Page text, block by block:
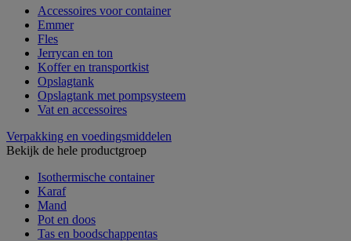
Accessoires voor container
Emmer
Fles
Jerrycan en ton
Koffer en transportkist
Opslagtank
Opslagtank met pompsysteem
Vat en accessoires
Verpakking en voedingsmiddelen
Bekijk de hele productgroep
Isothermische container
Karaf
Mand
Pot en doos
Tas en boodschappentas